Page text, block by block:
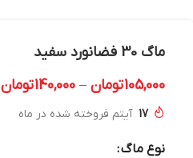
ماگ 30 فضانورد سفید
105,000تومان –
140,000تومان
17 آیتم فروخته شده در ماه
نوع ماگ